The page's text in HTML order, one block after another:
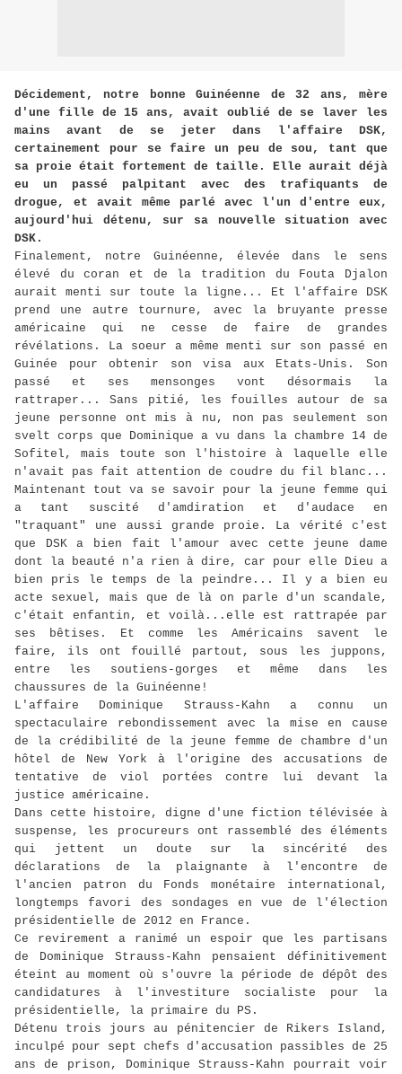
Décidement, notre bonne Guinéenne de 32 ans, mère
d'une fille de 15 ans, avait oublié de se laver les
mains avant de se jeter dans l'affaire DSK,
certainement pour se faire un peu de sou, tant que
sa proie était fortement de taille. Elle aurait déjà
eu un passé palpitant avec des trafiquants de
drogue, et avait même parlé avec l'un d'entre eux,
aujourd'hui détenu, sur sa nouvelle situation avec
DSK.
Finalement, notre Guinéenne, élevée dans le sens
élevé du coran et de la tradition du Fouta Djalon
aurait menti sur toute la ligne... Et l'affaire DSK
prend une autre tournure, avec la bruyante presse
américaine qui ne cesse de faire de grandes
révélations. La soeur a même menti sur son passé en
Guinée pour obtenir son visa aux Etats-Unis. Son
passé et ses mensonges vont désormais la
rattraper... Sans pitié, les fouilles autour de sa
jeune personne ont mis à nu, non pas seulement son
svelt corps que Dominique a vu dans la chambre 14 de
Sofitel, mais toute son l'histoire à laquelle elle
n'avait pas fait attention de coudre du fil blanc...
Maintenant tout va se savoir pour la jeune femme qui
a tant suscité d'amdiration et d'audace en
"traquant" une aussi grande proie. La vérité c'est
que DSK a bien fait l'amour avec cette jeune dame
dont la beauté n'a rien à dire, car pour elle Dieu a
bien pris le temps de la peindre... Il y a bien eu
acte sexuel, mais que de là on parle d'un scandale,
c'était enfantin, et voilà...elle est rattrapée par
ses bêtises. Et comme les Américains savent le
faire, ils ont fouillé partout, sous les juppons,
entre les soutiens-gorges et même dans les
chaussures de la Guinéenne!
L'affaire Dominique Strauss-Kahn a connu un
spectaculaire rebondissement avec la mise en cause
de la crédibilité de la jeune femme de chambre d'un
hôtel de New York à l'origine des accusations de
tentative de viol portées contre lui devant la
justice américaine.
Dans cette histoire, digne d'une fiction télévisée à
suspense, les procureurs ont rassemblé des éléments
qui jettent un doute sur la sincérité des
déclarations de la plaignante à l'encontre de
l'ancien patron du Fonds monétaire international,
longtemps favori des sondages en vue de l'élection
présidentielle de 2012 en France.
Ce revirement a ranimé un espoir que les partisans
de Dominique Strauss-Kahn pensaient définitivement
éteint au moment où s'ouvre la période de dépôt des
candidatures à l'investiture socialiste pour la
présidentielle, la primaire du PS.
Détenu trois jours au pénitencier de Rikers Island,
inculpé pour sept chefs d'accusation passibles de 25
ans de prison, Dominique Strauss-Kahn pourrait voir